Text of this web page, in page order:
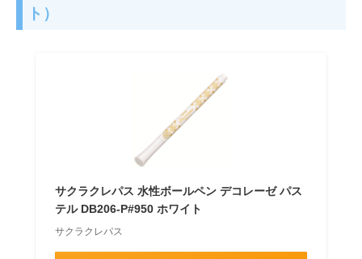
ト）
サクラクレパス 水性ボールペン デコレーゼ パス
テル DB206-P#950 ホワイト
サクラクレパス